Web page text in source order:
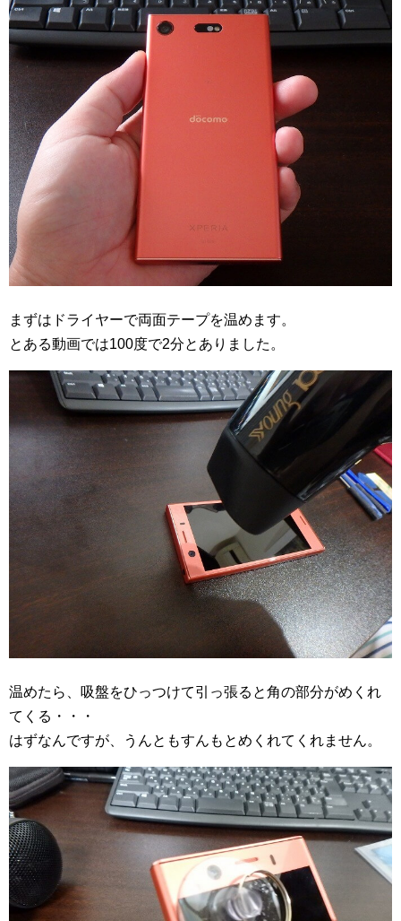
まずはドライヤーで両面テープを温めます。
とある動画では100度で2分とありました。
温めたら、吸盤をひっつけて引っ張ると角の部分がめくれ
てくる・・・
はずなんですが、うんともすんもとめくれてくれません。